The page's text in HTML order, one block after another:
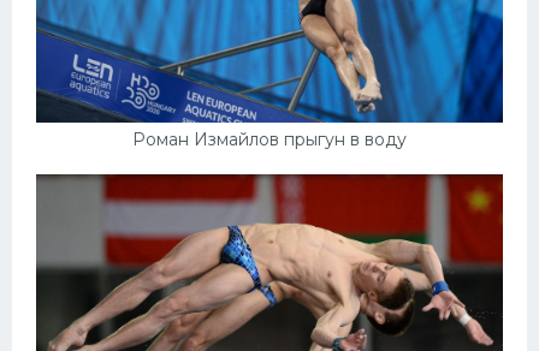
Роман Измайлов прыгун в воду